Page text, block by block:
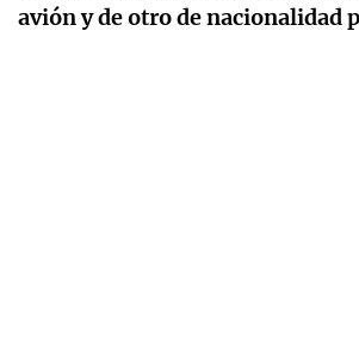
avión y de otro de nacionalidad